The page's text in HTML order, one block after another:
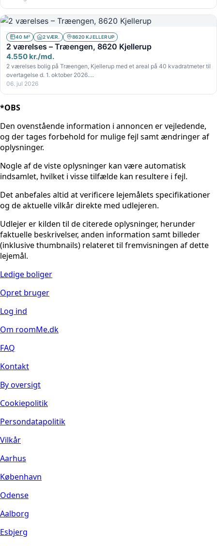
40 M² 2 VÆR. 8620 KJELLERUP
2 værelses – Træengen, 8620 Kjellerup
4.550 kr./md.
2 værelses bolig på Træengen, Kjellerup med et areal på 40 kvadratmeter til
overtagelse d. 1. oktober 2026.…
06. jul 2026
*OBS
Den ovenstående information i annoncen er vejledende,
og der tages forbehold for mulige fejl samt ændringer af
oplysninger.
Nogle af de viste oplysninger kan være automatisk
indsamlet, hvilket i visse tilfælde kan resultere i fejl.
Det anbefales altid at verificere lejemålets specifikationer
og de aktuelle vilkår direkte med udlejeren.
Udlejer er kilden til de citerede oplysninger, herunder
faktuelle beskrivelser, anden information samt billeder
(inklusive thumbnails) relateret til fremvisningen af dette
lejemål.
Ledige boliger
Opret bruger
Log ind
Om roomMe.dk
FAQ
Kontakt
By oversigt
Cookiepolitik
Persondatapolitik
Vilkår
Aarhus
København
Odense
Aalborg
Esbjerg